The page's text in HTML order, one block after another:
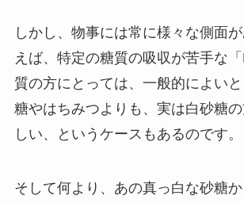
しかし、物事には常に様々な側面
えば、特定の糖質の吸収が苦手な
質の方にとっては、一般的によい
糖やはちみつよりも、実は白砂糖
しい、というケースもあるのです。
そして何より、あの真っ白な砂糖